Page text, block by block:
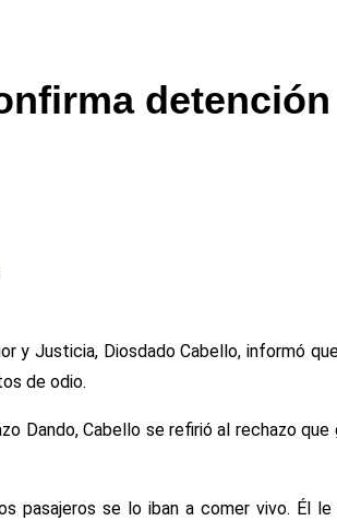
y Justicia, Diosdado Cabello, informó
de odio.
Dando, Cabello se refirió al rechazo
se lo iban a comer vivo. Él